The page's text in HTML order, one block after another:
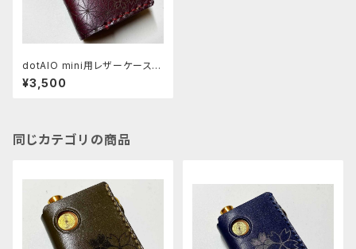
dotAIO mini用レザーケース
[236-dm]
¥3,500
同じカテゴリの商品